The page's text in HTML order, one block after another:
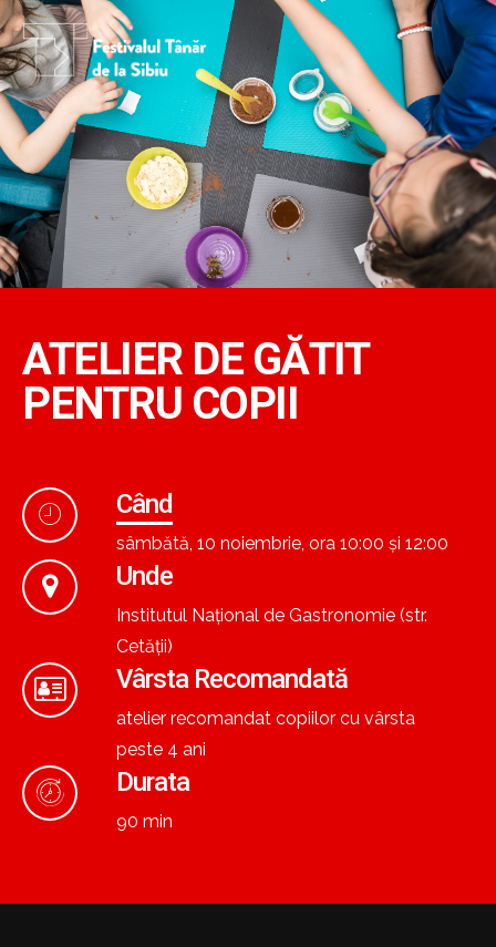
ATELIER DE GĂTIT
PENTRU COPII
Când
sâmbătă, 10 noiembrie, ora 10:00 și 12:00
Unde
Institutul Național de Gastronomie (str.
Cetății)
Vârsta Recomandată
atelier recomandat copiilor cu vârsta
peste 4 ani
Durata
90 min